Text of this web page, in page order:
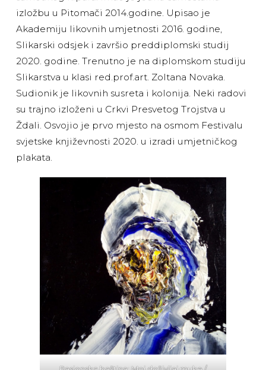
izložbu u Pitomači 2014.godine. Upisao je
Akademiju likovnih umjetnosti 2016. godine,
Slikarski odsjek i završio preddiplomski studij
2020. godine. Trenutno je na diplomskom studiju
Slikarstva u klasi red.prof.art. Zoltana Novaka.
Sudionik je likovnih susreta i kolonija. Neki radovi
su trajno izloženi u Crkvi Presvetog Trojstva u
Ždali. Osvojio je prvo mjesto na osmom Festivalu
svjetske književnosti 2020. u izradi umjetničkog
plakata.